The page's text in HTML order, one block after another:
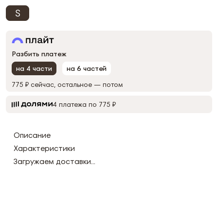
S
Разбить платеж
на 4 части
на 6 частей
775 ₽ сейчас, остальное — потом
4 платежа по 775 ₽
Описание
Характеристики
Загружаем доставки...